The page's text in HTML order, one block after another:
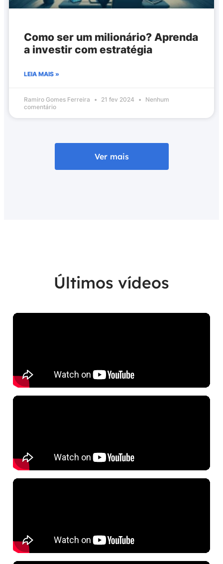
Como ser um milionário? Aprenda
a investir com estratégia
LEIA MAIS »
Ramiro Gomes Ferreira 21 fev 2024
Nenhum
comentário
Ver mais
Últimos vídeos